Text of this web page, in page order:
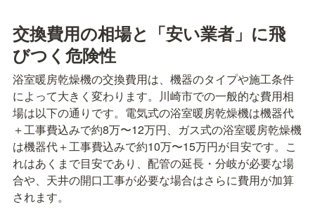
交換費用の相場と「安い業者」に飛
びつく危険性
浴室暖房乾燥機の交換費用は、機器のタイプや施工条件
によって大きく変わります。川崎市での一般的な費用相
場は以下の通りです。電気式の浴室暖房乾燥機は機器代
＋工事費込みで約8万〜12万円、ガス式の浴室暖房乾燥機
は機器代＋工事費込みで約10万〜15万円が目安です。こ
れはあくまで目安であり、配管の延長・分岐が必要な場
合や、天井の開口工事が必要な場合はさらに費用が加算
されます。